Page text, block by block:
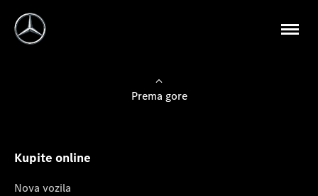
Prema gore
Kupite online
Nova vozila